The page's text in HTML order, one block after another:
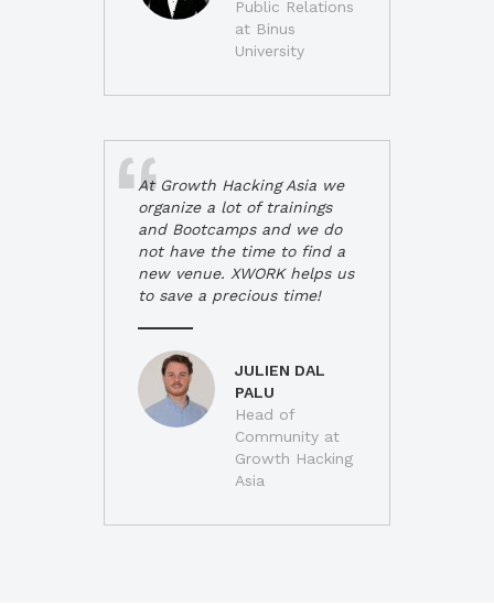
Public Relations
at Binus
University
At Growth Hacking Asia we
organize a lot of trainings
and Bootcamps and we do
not have the time to find a
new venue. XWORK helps us
to save a precious time!
JULIEN DAL
PALU
Head of
Community at
Growth Hacking
Asia